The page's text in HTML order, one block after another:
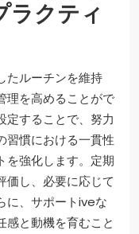
ラクティ
たルーチンを維持
理を高めることがで
定することで、努力
習慣における一貫性
を強化します。定期
価し、必要に応じて
に、サポートiveな
感と動機を育むこと